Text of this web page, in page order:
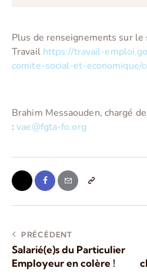
Plus de renseignements sur
Travail https://travail-
comite-social-et-economique/
Brahim Messaouden, chargé
:vae@fgta-fo.org
PRÉCÉDENT
Salarié(e)s du Particulier
Employeur en colère !